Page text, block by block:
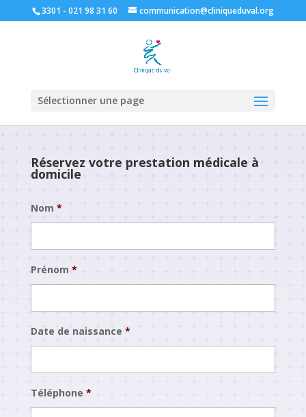
3301 - 021 98 31 60 communication@cliniqueduval.org
Sélectionner une page
Réservez votre prestation médicale à
domicile
Nom *
Prénom *
Date de naissance *
de
Téléphone *